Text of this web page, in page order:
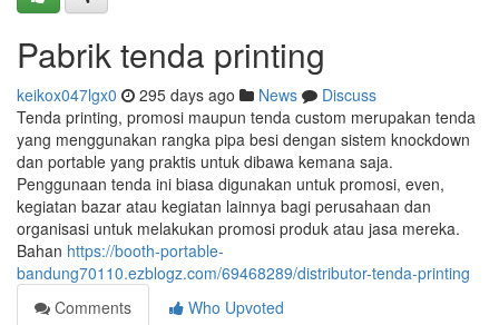
Pabrik tenda printing
keikox047lgx0 295 days ago News
Discuss
Tenda printing, promosi maupun tenda custom merupakan tenda
yang menggunakan rangka pipa besi dengan sistem knockdown
dan portable yang praktis untuk dibawa kemana saja.
Penggunaan tenda ini biasa digunakan untuk promosi, even,
kegiatan bazar atau kegiatan lainnya bagi perusahaan dan
organisasi untuk melakukan promosi produk atau jasa mereka.
Bahan https://booth-portable-
bandung70110.ezblogz.com/69468289/distributor-tenda-printing
Comments
Who Upvoted